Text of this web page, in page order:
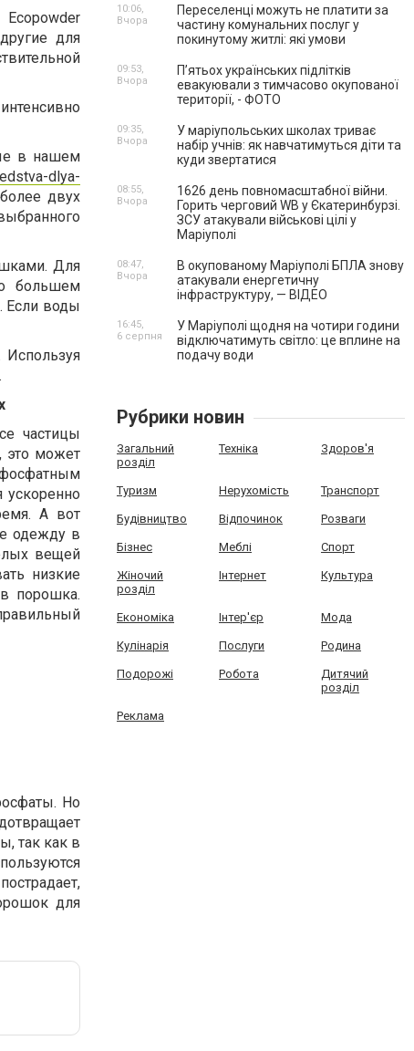
для
в нашем
dlya-
двух
Для
большем
Если воды
частицы
это может
А вот
одежду в
вещей
низкие
порошка.
Но
так как в
для
Переселенці можуть не платити за
частину комунальних послуг у
покинутому житлі: які умови
10:06,
Вчора
П’ятьох українських підлітків
евакуювали з тимчасово окупованої
території, - ФОТО
09:53,
Вчора
У маріупольських школах триває
набір учнів: як навчатимуться діти та
куди звертатися
09:35,
Вчора
1626 день повномасштабної війни.
Горить черговий WB у Єкатеринбурзі.
ЗСУ атакували військові цілі у
Маріуполі
08:55,
Вчора
В окупованому Маріуполі БПЛА знову
атакували енергетичну
інфраструктуру, — ВІДЕО
08:47,
Вчора
У Маріуполі щодня на чотири години
відключатимуть світло: це вплине на
подачу води
16:45,
6 серпня
Рубрики новин
Загальний
розділ
Техніка Здоров'я
Туризм Нерухомість Транспорт
Будівництво Відпочинок Розваги
Бізнес Меблі Спорт
Жіночий
розділ
Інтернет Культура
Економіка Інтер'єр Мода
Кулінарія Послуги Родина
Подорожі Робота
Дитячий
розділ
Реклама